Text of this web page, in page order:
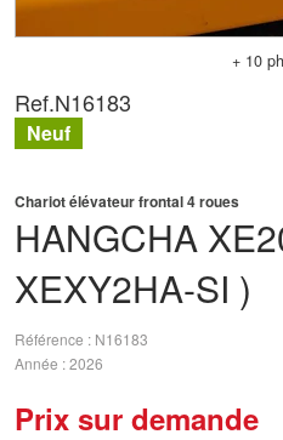
+ 10
HANGCHA
XEXY2HA-SI )
Chariot élévateur frontal 4 roues
Référence
N16183
Année 2026
Prix sur demande
Ref.N16183
Neuf